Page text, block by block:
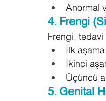
Anormal
4. Frengi
Frengi, tedavi
İlk
İkinci
Üçüncü
5. Genital